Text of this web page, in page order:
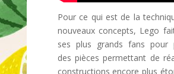
Pour ce qui est de la
nouveaux concepts, Lego
ses plus grands fans pour
des pièces permettant de
constructions encore plus